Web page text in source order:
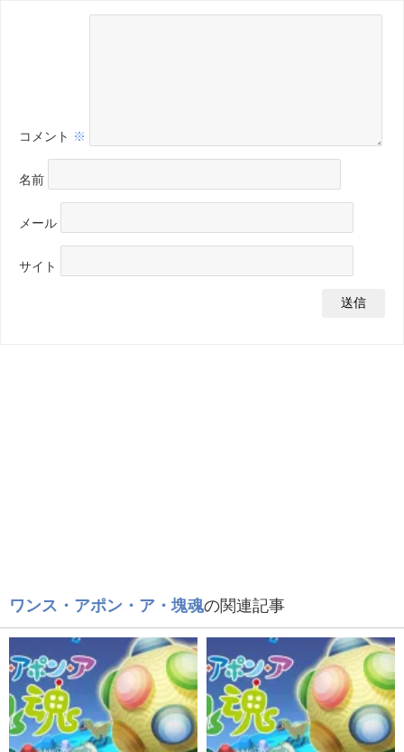
コメント ※
名前
メール
サイト
ワンス・アポン・ア・塊魂の関連記事